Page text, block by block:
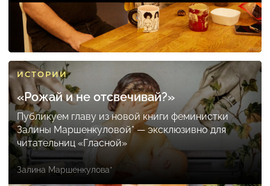
ИСТОРИИ
«Рожай и не отсвечивай?»
Публикуем главу из новой книги феминистки
Залины Маршенкуловой* — эксклюзивно для
читательниц «Гласной»
Залина Маршенкулова*